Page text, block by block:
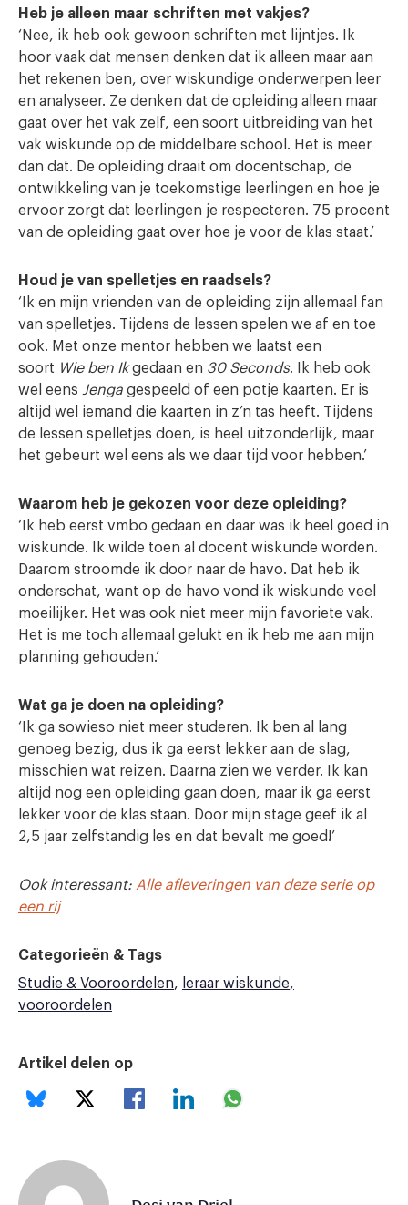
Heb je alleen maar schriften met vakjes?
‘Nee, ik heb ook gewoon schriften met lijntjes. Ik
hoor vaak dat mensen denken dat ik alleen maar aan
het rekenen ben, over wiskundige onderwerpen leer
en analyseer. Ze denken dat de opleiding alleen maar
gaat over het vak zelf, een soort uitbreiding van het
vak wiskunde op de middelbare school. Het is meer
dan dat. De opleiding draait om docentschap, de
ontwikkeling van je toekomstige leerlingen en hoe je
ervoor zorgt dat leerlingen je respecteren. 75 procent
van de opleiding gaat over hoe je voor de klas staat.’
Houd je van spelletjes en raadsels?
‘Ik en mijn vrienden van de opleiding zijn allemaal fan
van spelletjes. Tijdens de lessen spelen we af en toe
ook. Met onze mentor hebben we laatst een
soort Wie ben Ikgedaan en 30 Seconds. Ik heb ook
wel eens Jenga gespeeld of een potje kaarten. Er is
altijd wel iemand die kaarten in z’n tas heeft. Tijdens
de lessen spelletjes doen, is heel uitzonderlijk, maar
het gebeurt wel eens als we daar tijd voor hebben.’
Waarom heb je gekozen voor deze opleiding?
‘Ik heb eerst vmbo gedaan en daar was ik heel goed in
wiskunde. Ik wilde toen al docent wiskunde worden.
Daarom stroomde ik door naar de havo. Dat heb ik
onderschat, want op de havo vond ik wiskunde veel
moeilijker. Het was ook niet meer mijn favoriete vak.
Het is me toch allemaal gelukt en ik heb me aan mijn
planning gehouden.’
Wat ga je doen na opleiding?
‘Ik ga sowieso niet meer studeren. Ik ben al lang
genoeg bezig, dus ik ga eerst lekker aan de slag,
misschien wat reizen. Daarna zien we verder. Ik kan
altijd nog een opleiding gaan doen, maar ik ga eerst
lekker voor de klas staan. Door mijn stage geef ik al
2,5 jaar zelfstandig les en dat bevalt me goed!’
Ook interessant: Alle afleveringen van deze serie op
een rij
Categorieën & Tags
Studie & Vooroordelen
leraar wiskunde
vooroordelen
Artikel delen op